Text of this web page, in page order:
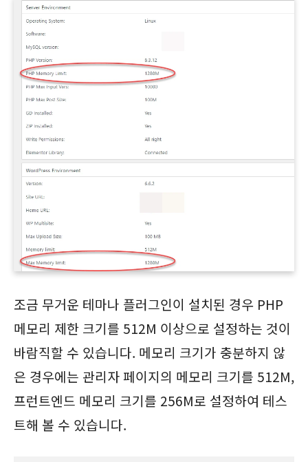
조금 무거운 테마나 플러그인이 설치된 경우 PHP
메모리 제한 크기를 512M 이상으로 설정하는 것이
바람직할 수 있습니다. 메모리 크기가 충분하지 않
은 경우에는 관리자 페이지의 메모리 크기를 512M,
프런트엔드 메모리 크기를 256M로 설정하여 테스
트해 볼 수 있습니다.